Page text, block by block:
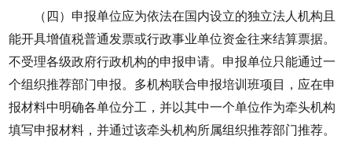
（四）申报单位应为依法在国内设立的独立法人机构且
能开具增值税普通发票或行政事业单位资金往来结算票据。
不受理各级政府行政机构的申报申请。申报单位只能通过一
个组织推荐部门申报。多机构联合申报培训班项目，应在申
报材料中明确各单位分工，并以其中一个单位作为牵头机构
填写申报材料，并通过该牵头机构所属组织推荐部门推荐。